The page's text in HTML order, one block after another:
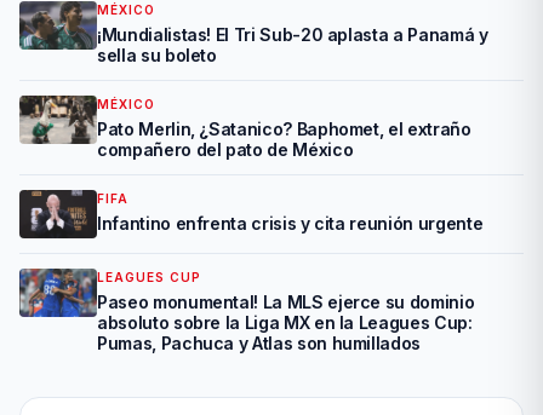
MÉXICO
¡Mundialistas! El Tri Sub-20 aplasta a Panamá y
sella su boleto
MÉXICO
Pato Merlin, ¿Satanico? Baphomet, el extraño
compañero del pato de México
FIFA
Infantino enfrenta crisis y cita reunión urgente
LEAGUES CUP
Paseo monumental! La MLS ejerce su dominio
absoluto sobre la Liga MX en la Leagues Cup:
Pumas, Pachuca y Atlas son humillados